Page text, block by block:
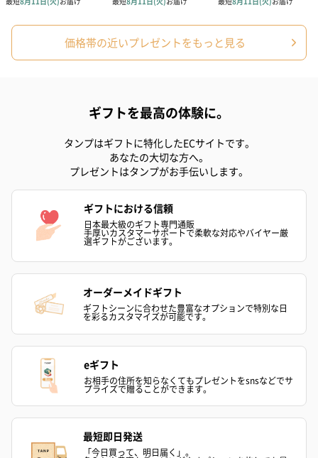
価格帯の近いプレゼントをもっと見る
ギフトを最高の体験に。
タンプはギフトに特化したECサイトです。
あなたの大切な方へ。
プレゼントはタンプがお手伝いします。
ギフトにおける信頼
日本最大級のギフト専門通販
手厚いカスタマーサポートで柔軟な対応やバイヤー厳
選ギフトがございます。
オーダーメイドギフト
ギフトシーンに合わせた豊富なオプションで特別な日
を彩るカスタマイズが可能です。
eギフト
お相手の住所を知らなくてもプレゼントをsnsなどでサ
プライズで贈ることができます。
最短即日発送
「今日買って、明日届く」。